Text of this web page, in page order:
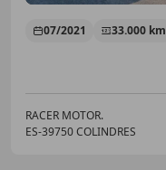
07/2021 33.000 km
RACER MOTOR.
ES-39750 COLINDRES